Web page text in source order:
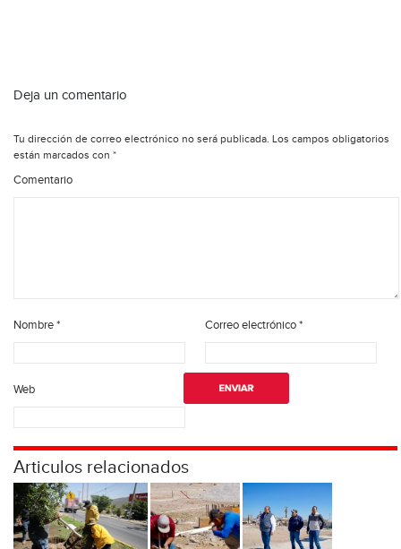
Deja un comentario
Tu dirección de correo electrónico no será publicada. Los campos obligatorios
están marcados con *
Comentario
Nombre* Correo electrónico*
Web
Articulos relacionados